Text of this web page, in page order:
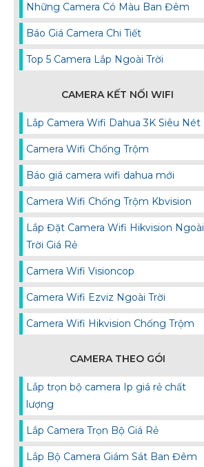
Những Camera Có Màu Ban Đêm
Báo Giá Camera Chi Tiết
Top 5 Camera Lắp Ngoài Trời
CAMERA KẾT NỐI WIFI
Lắp Camera Wifi Dahua 3K Siêu Nét
Camera Wifi Chống Trộm
Báo giá camera wifi dahua mới
Camera Wifi Chống Trộm Kbvision
Lắp Đặt Camera Wifi Hikvision Ngoài
Trời Giá Rẻ
Camera Wifi Visioncop
Camera Wifi Ezviz Ngoài Trời
Camera Wifi Hikvision Chống Trộm
CAMERA THEO GÓI
Lắp trọn bộ camera Ip giá rẻ chất
lượng
Lắp Camera Trọn Bộ Giá Rẻ
Lắp Bộ Camera Giám Sát Ban Đêm